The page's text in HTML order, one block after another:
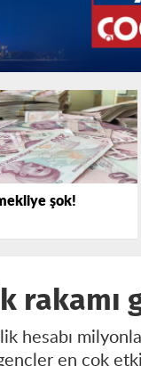
şok!
rakamı
hesabı
en çok